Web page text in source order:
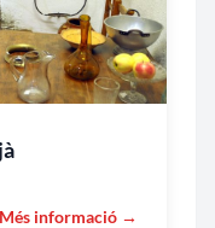
Més informació →